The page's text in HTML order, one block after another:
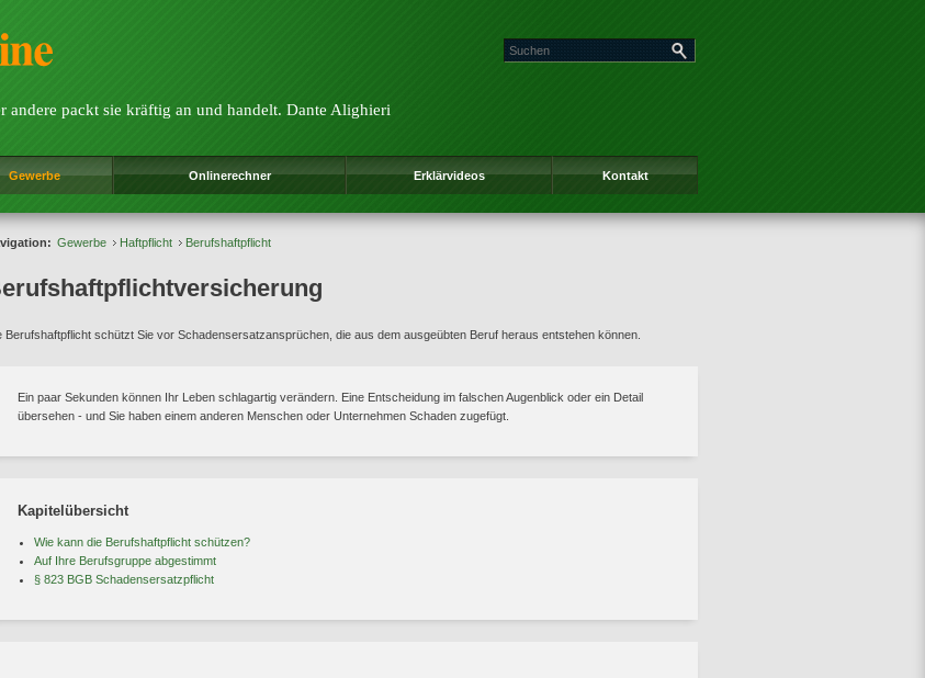
andere packt sie kräftig an und handelt. Dante Alighieri
Gewerbe Onlinerechner Erklärvideos Kontakt
Gewerbe Haftpflicht Berufshaftpflicht
Berufshaftpflicht schützt Sie vor Schadensersatzansprüchen, die aus dem ausgeübten Beruf heraus entstehen können.
Ein paar Sekunden können Ihr Leben schlagartig verändern. Eine Entscheidung im falschen Augenblick oder ein Detail
übersehen - und Sie haben einem anderen Menschen oder Unternehmen Schaden zugefügt.
Kapitelübersicht
Wie kann die Berufshaftpflicht schützen?
Auf Ihre Berufsgruppe abgestimmt
§ 823 BGB Schadensersatzpflicht